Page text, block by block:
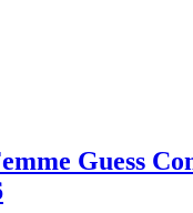
Guess